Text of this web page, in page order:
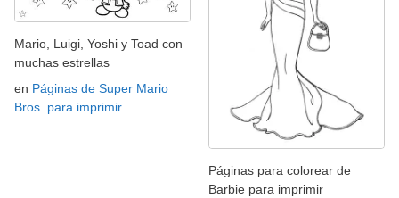
Mario, Luigi, Yoshi y Toad con
muchas estrellas
en Páginas de Super Mario
Bros. para imprimir
Páginas para colorear de
Barbie para imprimir